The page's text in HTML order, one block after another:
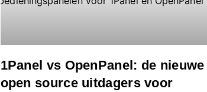
1Panel vs OpenPanel: de nieuwe
open source uitdagers voor